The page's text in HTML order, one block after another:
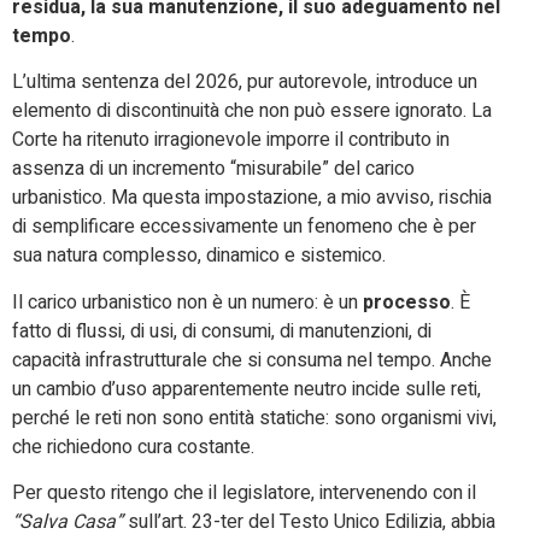
residua, la sua manutenzione, il suo adeguamento nel
tempo.
L’ultima sentenza del 2026, pur autorevole, introduce un
elemento di discontinuità che non può essere ignorato. La
Corte ha ritenuto irragionevole imporre il contributo in
assenza di un incremento “misurabile” del carico
urbanistico. Ma questa impostazione, a mio avviso, rischia
di semplificare eccessivamente un fenomeno che è per
sua natura complesso, dinamico e sistemico.
Il carico urbanistico non è un numero: è un processo. È
fatto di flussi, di usi, di consumi, di manutenzioni, di
capacità infrastrutturale che si consuma nel tempo. Anche
un cambio d’uso apparentemente neutro incide sulle reti,
perché le reti non sono entità statiche: sono organismi vivi,
che richiedono cura costante.
Per questo ritengo che il legislatore, intervenendo con il
“Salva Casa”sull’art. 23-ter del Testo Unico Edilizia, abbia